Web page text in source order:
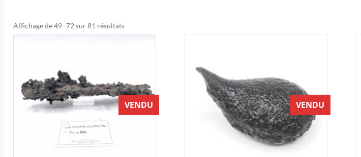
Affichage de 49–72 sur 81 résultatsTrié
du
ancien
VENDU VENDU